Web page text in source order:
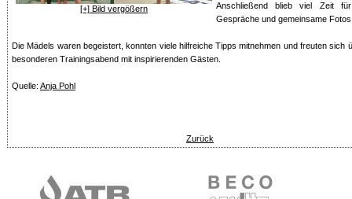
[+] Bild vergößern
Anschließend blieb viel Zeit
Gespräche und gemeinsame
Die Mädels waren begeistert, konnten viele hilfreiche Tipps mitnehmen und freuten sich
besonderen Trainingsabend mit inspirierenden Gästen.
Quelle: Anja Pohl
Zurück